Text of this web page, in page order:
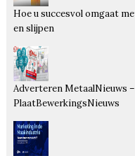
Hoe u succesvol omgaat
en slijpen
Adverteren MetaalNieuws
PlaatBewerkingsNieuws